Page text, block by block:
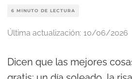
6 MINUTO DE LECTURA
Última actualización: 10/06/2026
Dicen que las mejores